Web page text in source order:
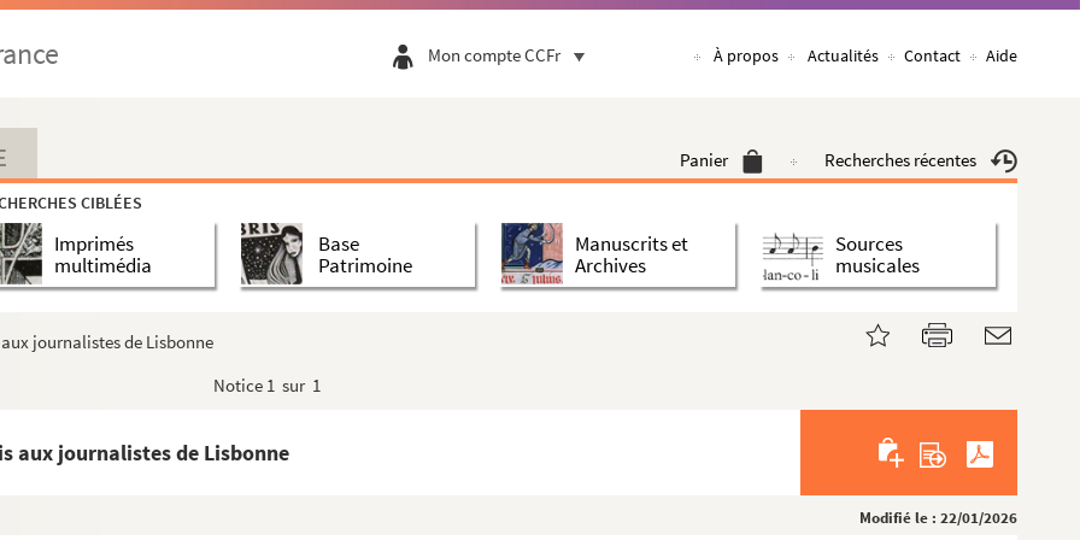
Mon compte CCFr À propos Actualités Contact Aide
Panier Recherches récentes
CIBLÉES
Imprimés
multimédia
Base
Patrimoine
Manuscrits et
Archives
Sources
musicales
journalistes de Lisbonne
Notice 1 sur 1
aux journalistes de Lisbonne
Modifié le : 22/01/2026
en France entre 1882 et 1912
et actualité (registre)